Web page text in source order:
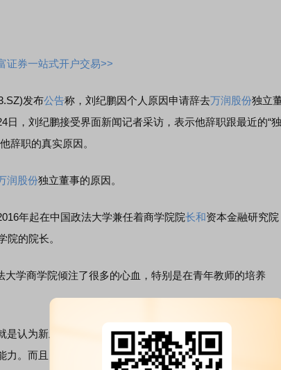
证券一站式开户交易>>
发布公告称，刘纪鹏因个人原因申请辞去万润股份独立
日，刘纪鹏接受界面新闻记者采访，表示他辞职跟最近的“独
辞职的真实原因。
润股份独立董事的原因。
年起在中国政法大学兼任着商学院院长和资本金融研究院
院的院长。
学商学院倾注了很多的心血，特别是在青年教师的培养
为新上任的工商系主任应该到实践中去，经风雨见世
。而且，他们也需要在企业中建立政法大学商学院的实践